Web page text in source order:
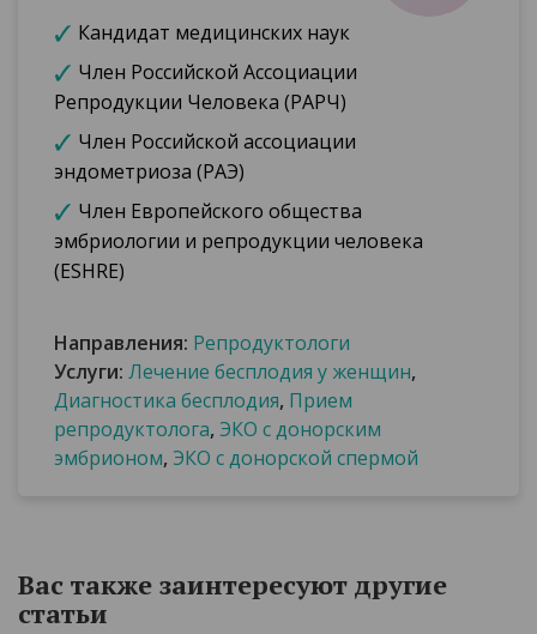
Кандидат медицинских наук
Член Российской Ассоциации
Репродукции Человека (РАРЧ)
Член Российской ассоциации
эндометриоза (РАЭ)
Член Европейского общества
эмбриологии и репродукции человека
(ESHRE)
Направления: Репродуктологи
Услуги: Лечение бесплодия у женщин,
Диагностика бесплодия, Прием
репродуктолога, ЭКО с донорским
эмбрионом, ЭКО с донорской спермой
Вас также заинтересуют другие
статьи